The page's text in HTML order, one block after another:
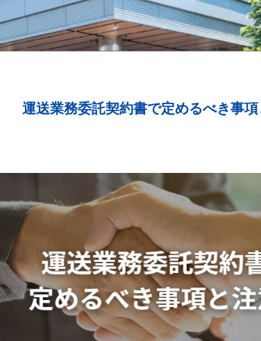
運送業務委託契約書で定めるべき事